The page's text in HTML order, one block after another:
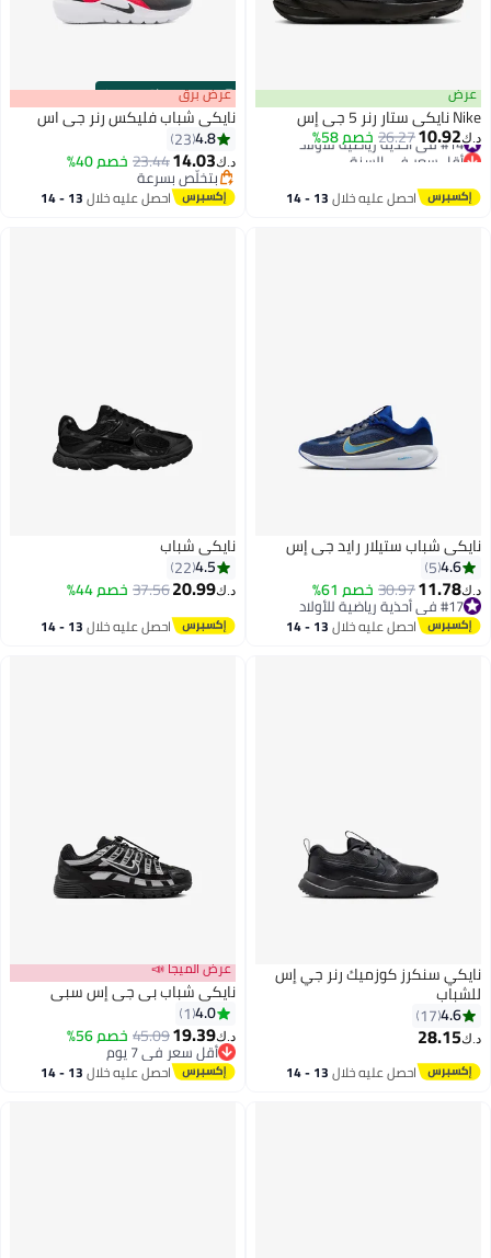
عرض
Nike نايكي ستار رنر 5 جي إس
د.ك‏10.92
26.27خصم 58% #14 في أحذية رياضية للأولاد
أقل سعر في السنة
#14 في أحذية رياضية للأولاد
احصل عليه خلال 13 - 14
00m:00s
·باقي 100%
11
عرض برق
نايكي شباب فليكس رنر جي اس
4.8
23
د.ك‏14.03
23.44خصم 40%
بتخلّص بسرعة
بتخلّص بسرعةاحصل عليه خلال 13 - 14
19
نايكي شباب ستيلار رايد جي إس
4.6
5
د.ك‏11.78
30.97خصم 61%
#17 في أحذية رياضية للأولاد
#17 في أحذية رياضية للأولاد احصل عليه خلال 13 - 14
6
نايكي شباب
4.5
22
د.ك‏20.99
37.56خصم 44%
احصل عليه خلال 13 - 14
نايكي سنكرز كوزميك رنر جي إس
للشباب
4.6
17
د.ك‏28.15
احصل عليه خلال 13 - 14
عرض الميجا 📣
نايكي شباب بي جي إس سبي
4.0
1
د.ك‏19.39
45.09خصم 56%
أقل سعر في 7 يوم
أقل سعر في 7 يوماحصل عليه خلال 13 - 14